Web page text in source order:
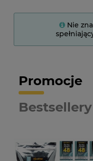
Nie
Promocje
Bestsellery